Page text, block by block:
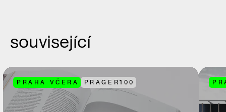
související
PRAHA VČERA PRAGER100